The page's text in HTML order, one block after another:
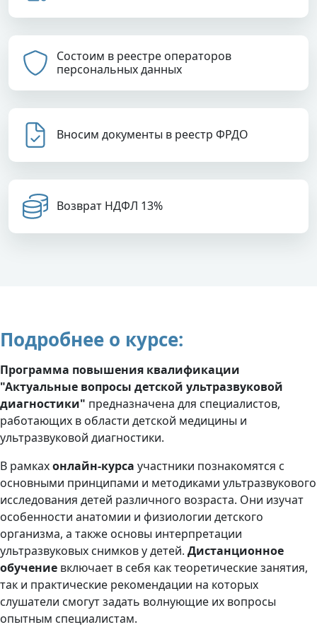
Состоим в реестре операторов
персональных данных
Вносим документы в реестр ФРДО
Возврат НДФЛ 13%
Подробнее о курсе:
Программа повышения квалификации
"Актуальные вопросы детской ультразвуковой
диагностики" предназначена для специалистов,
работающих в области детской медицины и
ультразвуковой диагностики.
В рамкахонлайн-курса участники познакомятся с
основными принципами и методиками ультразвукового
исследования детей различного возраста. Они изучат
особенности анатомии и физиологии детского
организма, а также основы интерпретации
ультразвуковых снимков у детей. Дистанционное
обучение включает в себя как теоретические занятия,
так и практические рекомендации на которых
слушатели смогут задать волнующие их вопросы
опытным специалистам.